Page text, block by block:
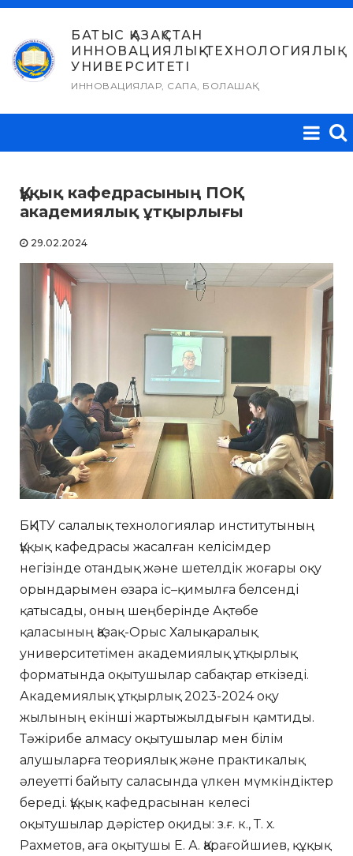
Skip
content
БАТЫС ҚАЗАҚСТАН
ИННОВАЦИЯЛЫҚ-ТЕХНОЛОГИЯЛЫҚ
УНИВЕРСИТЕТІ
ИННОВАЦИЯЛАР, САПА, БОЛАШАҚ
Құқық кафедрасының ПОҚ
академиялық ұтқырлығы
29.02.2024
БҚИТУ салалық технологиялар институтының
Құқық кафедрасы жасалған келісімдер
негізінде отандық және шетелдік жоғары оқу
орындарымен өзара іс–қимылға белсенді
қатысады, оның шеңберінде Ақтөбе
қаласының Қазақ-Орыс Халықаралық
университетімен академиялық ұтқырлық
форматында оқытушылар сабақтар өткізеді.
Академиялық ұтқырлық 2023-2024 оқу
жылының екінші жартыжылдығын қамтиды.
Тәжірибе алмасу оқытушылар мен білім
алушыларға теориялық және практикалық
әлеуетті байыту саласында үлкен мүмкіндіктер
береді. Құқық кафедрасынан келесі
оқытушылар дәрістер оқиды: з.ғ. к., Т. х.
Рахметов, аға оқытушы Е. А. Қарағойшиев, құқық